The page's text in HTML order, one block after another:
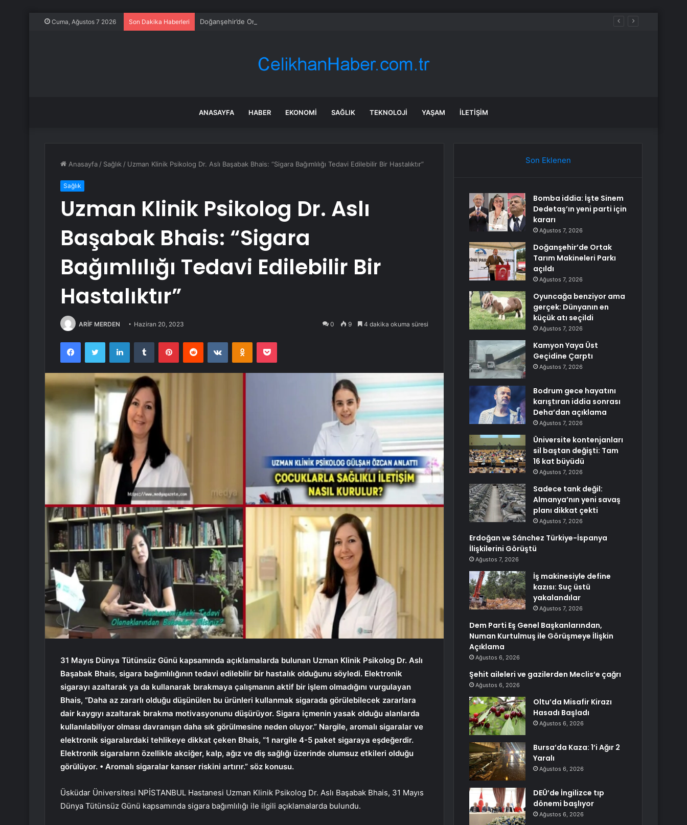
Cuma, Ağustos 7 2026 Son Dakika Haberleri Doğanşehir’de Ortak Tarım Makineleri Parkı açıldı
ANASAYFA HABER EKONOMI SAĞLIK TEKNOLOJI YAŞAM İLETIŞIM
Anasayfa / Sağlık / Uzman Klinik Psikolog Dr. Aslı Başabak Bhais: “Sigara Bağımlılığı Tedavi Edilebilir Bir Hastalıktır”
Sağlık
Uzman Klinik Psikolog Dr. Aslı
Başabak Bhais: “Sigara
Bağımlılığı Tedavi Edilebilir Bir
Hastalıktır”
ARİF MERDEN Haziran 20, 2023 0 9 4 dakika okuma süresi
FacebookTwitter LinkedInTumblr PinterestReddit VKontakteOdnoklassniki
Pocket
31 Mayıs Dünya Tütünsüz Günü kapsamında açıklamalarda bulunan Uzman Klinik Psikolog Dr. Aslı
Başabak Bhais, sigara bağımlılığının tedavi edilebilir bir hastalık olduğunu söyledi. Elektronik
sigarayı azaltarak ya da kullanarak bırakmaya çalışmanın aktif bir işlem olmadığını vurgulayan
Bhais, “Daha az zararlı olduğu düşünülen bu ürünleri kullanmak sigarada görülebilecek zararlara
dair kaygıyı azaltarak bırakma motivasyonunu düşürüyor. Sigara içmenin yasak olduğu alanlarda
kullanılabiliyor olması davranışın daha sık görülmesine neden oluyor.” Nargile, aromalı sigaralar ve
elektronik sigaralardaki tehlikeye dikkat çeken Bhais, “1 nargile 4-5 paket sigaraya eşdeğerdir.
Elektronik sigaraların özellikle akciğer, kalp, ağız ve diş sağlığı üzerinde olumsuz etkileri olduğu
görülüyor. • Aromalı sigaralar kanser riskini artırır.” söz konusu.
Üsküdar Üniversitesi NPİSTANBUL Hastanesi Uzman Klinik Psikolog Dr. Aslı Başabak Bhais, 31 Mayıs
Dünya Tütünsüz Günü kapsamında sigara bağımlılığı ile ilgili açıklamalarda bulundu.
Son Eklenen
Bomba iddia: İşte Sinem
Dedetaş’ın yeni parti için
kararı
Ağustos 7, 2026
Doğanşehir’de Ortak
Tarım Makineleri Parkı
açıldı
Ağustos 7, 2026
Oyuncağa benziyor ama
gerçek: Dünyanın en
küçük atı seçildi
Ağustos 7, 2026
Kamyon Yaya Üst
Geçidine Çarptı
Ağustos 7, 2026
Bodrum gece hayatını
karıştıran iddia sonrası
Deha’dan açıklama
Ağustos 7, 2026
Üniversite kontenjanları
sil baştan değişti: Tam
16 kat büyüdü
Ağustos 7, 2026
Sadece tank değil:
Almanya’nın yeni savaş
planı dikkat çekti
Ağustos 7, 2026
Erdoğan ve Sánchez Türkiye-İspanya
İlişkilerini Görüştü
Ağustos 7, 2026
İş makinesiyle define
kazısı: Suç üstü
yakalandılar
Ağustos 7, 2026
Dem Parti Eş Genel Başkanlarından,
Numan Kurtulmuş ile Görüşmeye İlişkin
Açıklama
Ağustos 6, 2026
Şehit aileleri ve gazilerden Meclis’e çağrı
Ağustos 6, 2026
Oltu’da Misafir Kirazı
Hasadı Başladı
Ağustos 6, 2026
Bursa’da Kaza: 1’i Ağır 2
Yaralı
Ağustos 6, 2026
DEÜ’de İngilizce tıp
dönemi başlıyor
Ağustos 6, 2026